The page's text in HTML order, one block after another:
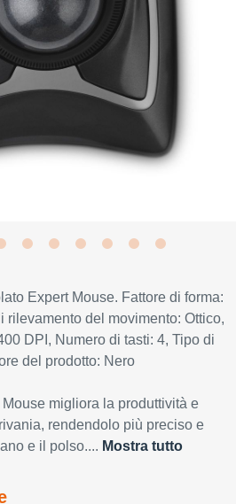
Expert Mouse. Fattore di forma:
rilevamento del movimento: Ottico,
DPI, Numero di tasti: 4, Tipo di
del prodotto: Nero
Mouse migliora la produttività e
rendendolo più preciso e
e il polso.... Mostra tutto